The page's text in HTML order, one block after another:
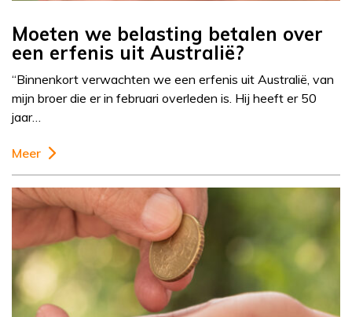
Moeten we belasting betalen over
een erfenis uit Australië?
“Binnenkort verwachten we een erfenis uit Australië, van
mijn broer die er in februari overleden is. Hij heeft er 50
jaar…
Meer